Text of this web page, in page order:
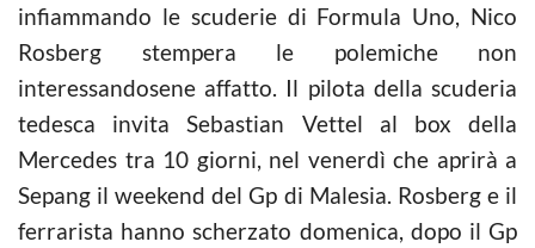
infiammando le scuderie di Formula Uno, Nico
Rosberg stempera le polemiche non
interessandosene affatto. Il pilota della scuderia
tedesca invita Sebastian Vettel al box della
Mercedes tra 10 giorni, nel venerdì che aprirà a
Sepang il weekend del Gp di Malesia. Rosberg e il
ferrarista hanno scherzato domenica, dopo il Gp